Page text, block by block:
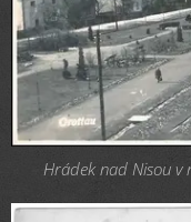
Hrádek nad Nisou